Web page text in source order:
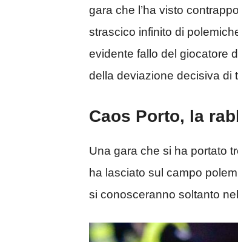
gara che l’ha visto
strascico infinito di
evidente fallo del giocatore
della deviazione decisiva di
Caos Porto, la
Una gara che si ha portato
ha lasciato sul campo
si conosceranno soltanto